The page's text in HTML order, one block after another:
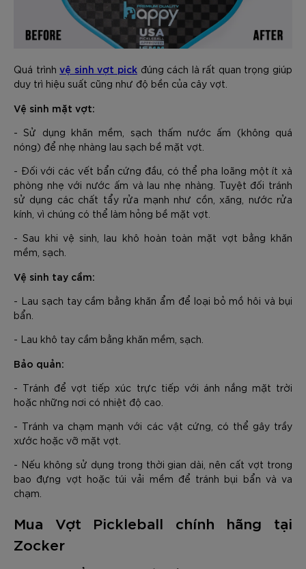
Quá trìnhvệ sinh vợt pickđúng cách là rất quan trọng giúp
duy trì hiệu suất cũng như độ bền của cây vợt.
Vệ sinh mặt vợt:
- Sử dụng khăn mềm, sạch thấm nước ấm (không quá
nóng) để nhẹ nhàng lau sạch bề mặt vợt.
- Đối với các vết bẩn cứng đầu, có thể pha loãng một ít xà
phòng nhẹ với nước ấm và lau nhẹ nhàng. Tuyệt đối tránh
sử dụng các chất tẩy rửa mạnh như cồn, xăng, nước rửa
kính, vì chúng có thể làm hỏng bề mặt vợt.
- Sau khi vệ sinh, lau khô hoàn toàn mặt vợt bằng khăn
mềm, sạch.
Vệ sinh tay cầm:
- Lau sạch tay cầm bằng khăn ẩm để loại bỏ mồ hôi và bụi
bẩn.
- Lau khô tay cầm bằng khăn mềm, sạch.
Bảo quản:
- Tránh để vợt tiếp xúc trực tiếp với ánh nắng mặt trời
hoặc những nơi có nhiệt độ cao.
- Tránh va chạm mạnh với các vật cứng, có thể gây trầy
xước hoặc vỡ mặt vợt.
- Nếu không sử dụng trong thời gian dài, nên cất vợt trong
bao đựng vợt hoặc túi vải mềm để tránh bụi bẩn và va
chạm.
Mua Vợt Pickleball chính hãng tại
Zocker